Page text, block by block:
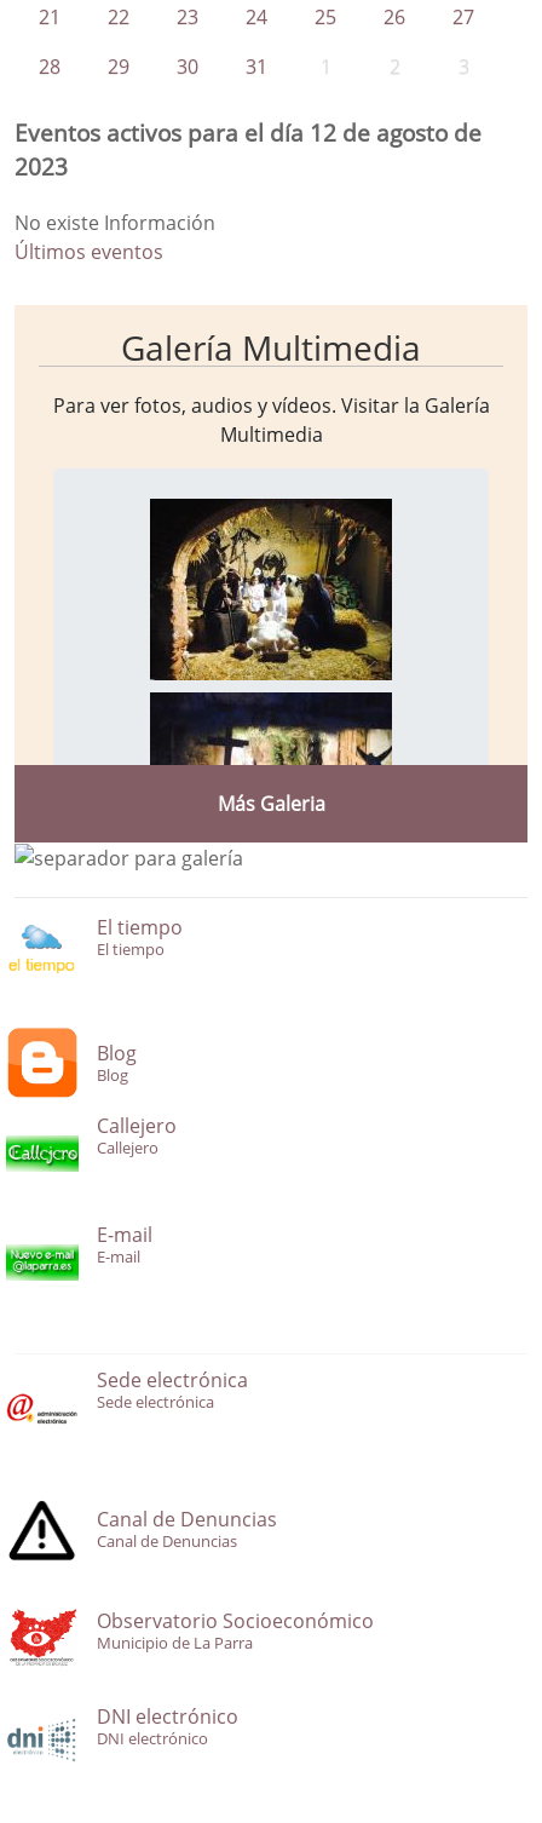
21 22 23 24 25 26
27
28
29 30 31 1 2 3
Eventos activos para el día 12 de agosto de
2023
No existe Información
Últimos eventos
Galería Multimedia
Para ver fotos, audios y vídeos. Visitar la Galería
Multimedia
Más Galeria
El tiempo
El tiempo
Blog
Blog
Callejero
Callejero
E-mail
E-mail
Sede electrónica
Sede electrónica
Canal de Denuncias
Canal de Denuncias
Observatorio Socioeconómico
Municipio de La Parra
DNI electrónico
DNI electrónico